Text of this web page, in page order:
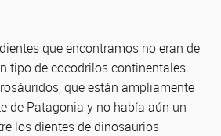
que encontramos no eran de
tipo de cocodrilos continentales
que están ampliamente
de Patagonia y no había aún un
los dientes de dinosaurios